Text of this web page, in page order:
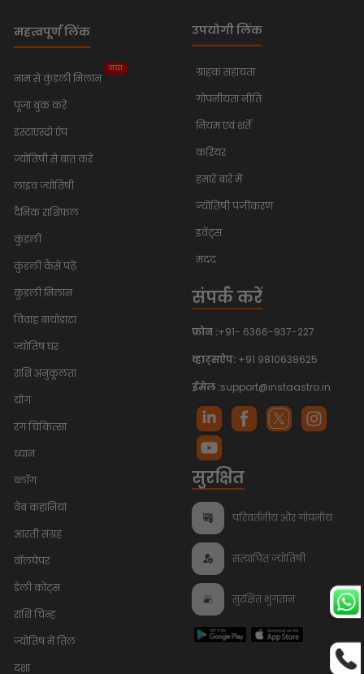
महत्वपूर्ण लिंक
नाम से कुंडली मिलान
नया
पूजा बुक करें
इंस्टाएस्ट्रो ऐप
ज्योतिषी से बात करें
लाइव ज्योतिषी
दैनिक राशिफल
कुंडली
कुंडली कैसे पढ़ें
कुंडली मिलान
विवाह बायोडाटा
ज्योतिष घर
राशि अनुकूलता
योग
रंग चिकित्सा
ध्यान
ब्लॉग
वेब कहानियां
आरती संग्रह
वॉलपेपर
डेली कोट्स
राशि चिन्ह
ज्योतिष में तिल
दशा
उपयोगी लिंक
ग्राहक सहायता
गोपनीयता नीति
नियम एवं शर्तें
करियर
हमारे बारे में
ज्योतिषी पंजीकरण
इवेंट्स
मदद
संपर्क करें
फ़ोन :+91- 6366-937-227
व्हाट्सऐप: +91 9810638625
ईमेल :support@instaastro.in
सुरक्षित
परिवर्तनीय और गोपनीय
सत्यापित ज्योतिषी
सुरक्षित भुगतान